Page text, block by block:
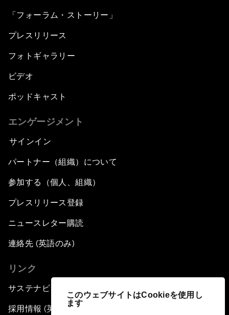
このウェブサイトはCookieを使用し
ます
「フォーラム・ストーリー」
プレスリリース
フォトギャラリー
ビデオ
ポッドキャスト
エンゲージメント
サインイン
パートナー（組織）について
参加する（個人、組織）
プレスリリース登録
ニュースレター購読
連絡先 (英語のみ)
リンク
サステナビリティへの取り組み
採用情報 (英語のみ)